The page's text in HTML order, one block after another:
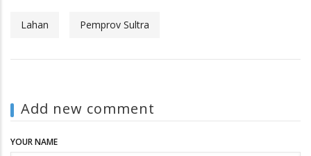
Lahan Pemprov Sultra
Add new comment
YOUR NAME